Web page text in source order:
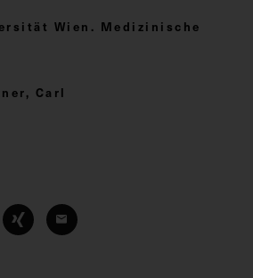
Wien. Medizinische
Carl